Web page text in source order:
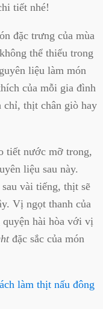
tiết nhé!
đặc trưng của mùa
thể thiếu trong
liệu làm món
của mỗi gia đình
chỉ, thịt chân giò hay
tiết nước mỡ trong,
liệu sau này.
vài tiếng, thịt sẽ
Vị ngọt thanh của
hài hòa với vị
đặc sắc của món
làm thịt nấu đông